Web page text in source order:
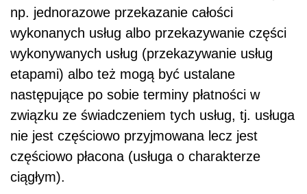
np. jednorazowe przekazanie całości
wykonanych usług albo przekazywanie części
wykonywanych usług (przekazywanie usług
etapami) albo też mogą być ustalane
następujące po sobie terminy płatności w
związku ze świadczeniem tych usług, tj. usługa
nie jest częściowo przyjmowana lecz jest
częściowo płacona (usługa o charakterze
ciągłym).